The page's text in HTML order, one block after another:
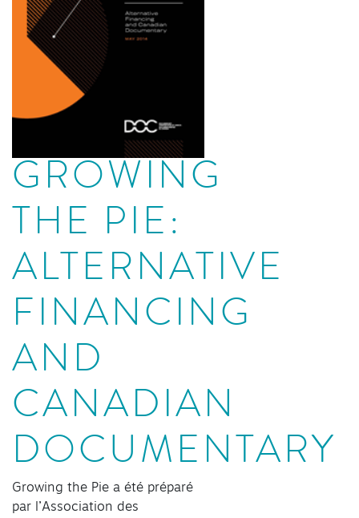
GROWING
THE PIE:
ALTERNATIVE
FINANCING
AND
CANADIAN
DOCUMENTARY
Growing the Pie a été préparé
par l’Association des